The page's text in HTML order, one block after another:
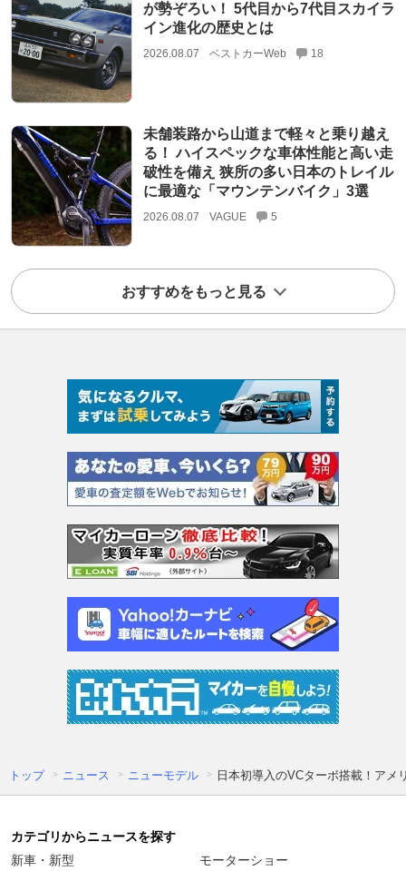
が勢ぞろい！ 5代目から7代目スカイラ
イン進化の歴史とは
2026.08.07 ベストカーWeb 18
未舗装路から山道まで軽々と乗り越え
る！ ハイスペックな車体性能と高い走
破性を備え 狭所の多い日本のトレイル
に最適な「マウンテンバイク」3選
2026.08.07 VAGUE 5
おすすめをもっと見る
トップ ニュース ニューモデル 日本初導入のVCターボ搭載！アメ
カテゴリからニュースを探す
新車・新型
モーターショー